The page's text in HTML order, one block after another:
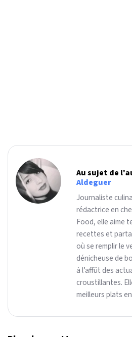
Au sujet de
Aldeguer
Journaliste
rédactrice en
Food, elle aime
recettes et
où se remplir le
dénicheuse de
à l’affût des
croustillantes.
meilleurs plats